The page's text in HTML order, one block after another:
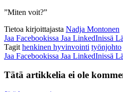
”Miten voit?”
Tietoa kirjoittajasta Nadja Montonen
Jaa Facebookissa Jaa LinkedInissä
Tagit henkinen hyvinvointi työnjohto
Jaa Facebookissa Jaa LinkedInissä
Tätä artikkelia ei ole